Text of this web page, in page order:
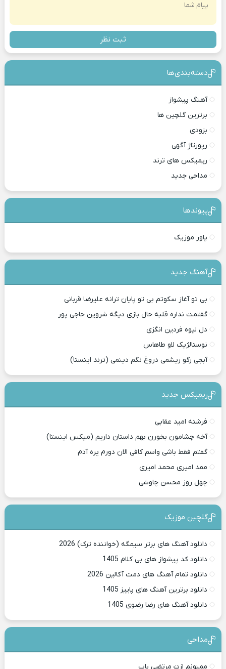
ثبت نظر
دسته‌بندی‎‌‌ها
آهنگ پیشواز
برترین گلچین ها
بزودی
رپورتاژ آگهی
ریمیکس های ترند
مداحی جدید
پیوندها
پاور موزیک
آهنگ جدید
بی تو آغاز سکوتم بی تو پایان ترانه علیرضا قربانی
گفتمت نداره قلبه حال بازی دیگه شروین حاجی پور
دل لیوه فردین انگزی
نوستالژیک لاو طاهاس
آبجی رگو ریشمی دروغ نگم دینمی (ترند اینستا)
ریمیکس جدید
فرشته امید عقابی
آخه چشامون بخورن بهم داستان داریم (میکس اینستا)
گفتم فقط باشی واسم کافی الان دورم پره آدم
ممد امیری محمد امیری
چهل روز محسن چاوشی
گلچین موزیک
دانلود آهنگ های برتر سیمگه (خواننده ترک) 2026
دانلود کد پیشواز های بی کلام 1405
دانلود تمام آهنگ های دمت آکالین 2026
دانلود برترین آهنگ های پاییز 1405
دانلود آهنگ های رضا رضوی 1405
مداحی
ممنونم ازت مرتضی باب